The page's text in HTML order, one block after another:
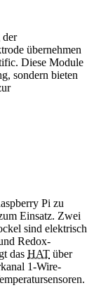
der
übernehmen
Diese Module
sondern bieten
Pi zu
Einsatz. Zwei
sind elektrisch
Redox-
das HAT über
1-Wire-